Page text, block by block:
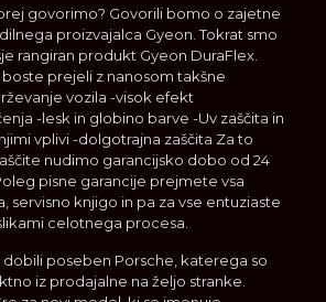
govorimo? Govorili bomo o zajetne
proizvajalca Gyeon. Tokrat smo
rangiran produkt Gyeon DuraFlex.
prejeli z nanosom takšne
vozila -visok efekt
-lesk in globino barve -Uv zaščita in
vplivi -dolgotrajna zaščita Za to
nudimo garancijsko dobo od 24
pisne garancije prejmete vsa
servisno knjigo in pa za vse entuziaste
celotnega procesa.
dobili poseben Porsche, katerega so
iz prodajalne na željo stranke.